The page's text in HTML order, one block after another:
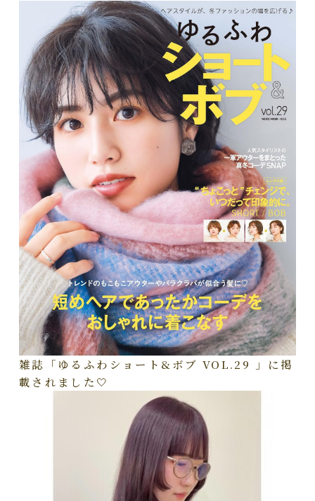
雑誌「ゆるふわショート&ボブ VOL.29 」に掲
載されました🤍